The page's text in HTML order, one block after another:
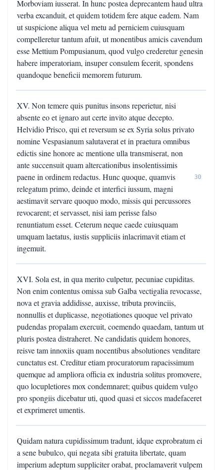
Morboviam iusserat. In hunc postea deprecantem haud ultra
verba excanduit, et quidem totidem fere atque eadem. Nam
ut suspicione aliqua vel metu ad perniciem cuiusquam
compelleretur tantum afuit, ut monentibus amicis cavendum
esse Mettium Pompusianum, quod vulgo crederetur genesin
habere imperatoriam, insuper consulem fecerit, spondens
quandoque beneficii memorem futurum.
XV. Non temere quis punitus insons reperietur, nisi
absente eo et ignaro aut certe invito atque decepto.
Helvidio Prisco, qui et reversum se ex Syria solus privato
nomine Vespasianum salutaverat et in praetura omnibus
edictis sine honore ac mentione ulla transmiserat, non
ante succensuit quam altercationibus insolentissimis
paene in ordinem redactus. Hunc quoque, quamvis
relegatum primo, deinde et interfici iussum, magni
aestimavit servare quoquo modo, missis qui percussores
revocarent; et servasset, nisi iam perisse falso
renuntiatum esset. Ceterum neque caede cuiusquam
umquam laetatus, iustis suppliciis inlacrimavit etiam et
ingemuit.
30
XVI. Sola est, in qua merito culpetur, pecuniae cupiditas.
Non enim contentus omissa sub Galba vectigalia revocasse,
nova et gravia addidisse, auxisse, tributa provinciis,
nonnullis et duplicasse, negotiationes quoque vel privato
pudendas propalam exercuit, coemendo quaedam, tantum ut
pluris postea distraheret. Ne candidatis quidem honores,
reisve tam innoxiis quam nocentibus absolutiones venditare
cunctatus est. Creditur etiam procuratorum rapacissimum
quemque ad ampliora officia ex industria solitus promovere,
quo locupletiores mox condemnaret; quibus quidem vulgo
pro spongiis dicebatur uti, quod quasi et siccos madefaceret
et exprimeret umentis.
Quidam natura cupidissimum tradunt, idque exprobratum ei
a sene bubulco, qui negata sibi gratuita libertate, quam
imperium adeptum suppliciter orabat, proclamaverit vulpem